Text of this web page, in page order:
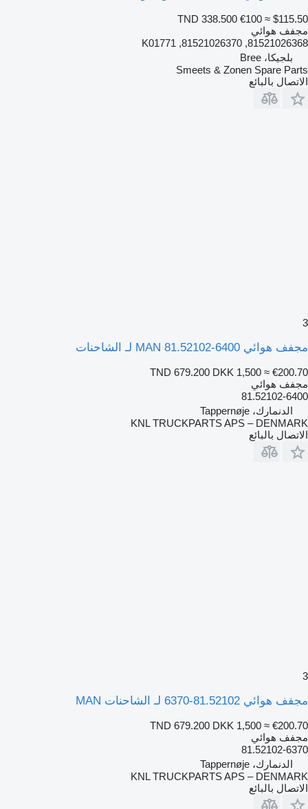
TND 338.500 €100 ≈ $115.50
مجفف هوائي
81521026368, 81521026370, K01771
بلجيكا، Bree
Smeets & Zonen Spare Parts
الاتصال بالبائع
3
مجفف هوائي MAN 81.52102-6400 لـ الشاحنات
TND 679.200 DKK 1,500 ≈ €200.70
مجفف هوائي
81.52102-6400
الدنمارك، Tappernøje
KNL TRUCKPARTS APS – DENMARK
الاتصال بالبائع
3
مجفف هوائي 81.52102-6370 لـ الشاحنات MAN
TND 679.200 DKK 1,500 ≈ €200.70
مجفف هوائي
81.52102-6370
الدنمارك، Tappernøje
KNL TRUCKPARTS APS – DENMARK
الاتصال بالبائع